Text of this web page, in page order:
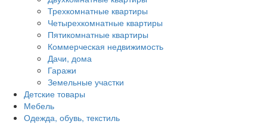
Трехкомнатные квартиры
Четырехкомнатные квартиры
Пятикомнатные квартиры
Коммерческая недвижимость
Дачи, дома
Гаражи
Земельные участки
Детские товары
Мебель
Одежда, обувь, текстиль